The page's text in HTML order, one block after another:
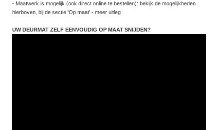
- Maatwerk is mogelijk (ook direct online te bestellen): bekijk de mogelijkheden
hierboven, bij de sectie 'Op maat' - meer uitleg
UW DEURMAT ZELF EENVOUDIG OP MAAT SNIJDEN?